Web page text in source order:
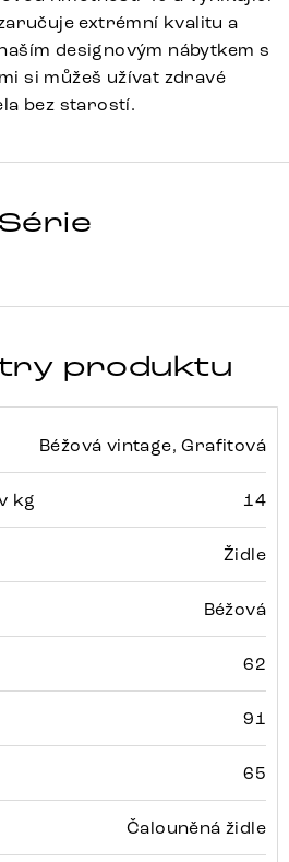
extrémní kvalitu a
designovým nábytkem s
si můžeš užívat zdravé
bez starostí.
Série
produktu
Béžová vintage, Grafitová
kg 14
Židle
Béžová
62
91
65
Čalouněná židle